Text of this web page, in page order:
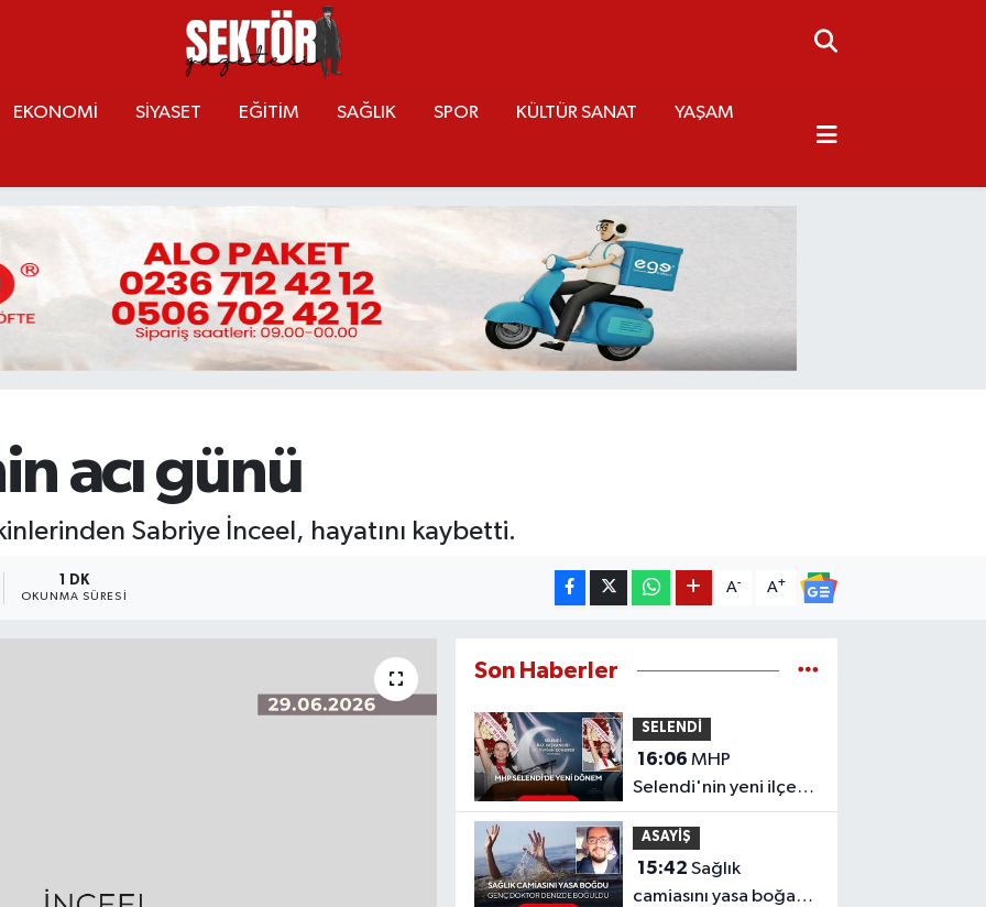
EKONOMİ SİYASET EĞİTİM SAĞLIK SPOR KÜLTÜR SANAT YAŞAM
acı günü
Sabriye İnceel, hayatını kaybetti.
1 DK
OKUNMA SÜRESI
A- A+
Son Haberler
SELENDİ
16:06 MHP
Selendi'nin yeni ilçe
başkanı Hafize Gürcan
oldu
ASAYİŞ
15:42 Sağlık
camiasını yasa boğan